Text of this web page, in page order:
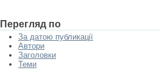
Перегляд по
За датою публикації
Автори
Заголовки
Теми